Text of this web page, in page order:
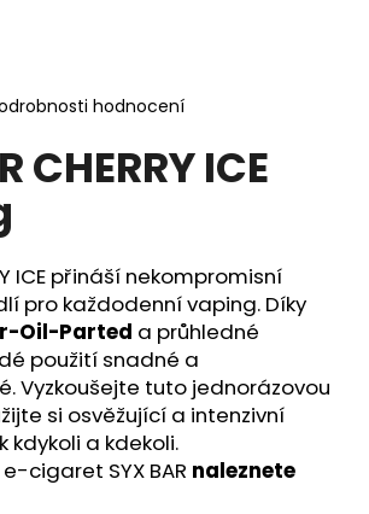
hodnocení
CHERRY ICE
ICE přináší nekompromisní
pro každodenní vaping. Díky
Oil-Parted a průhledné
použití snadné a
Vyzkoušejte tuto jednorázovou
si osvěžující a intenzivní
kdykoli a kdekoli.
cigaret SYX BAR naleznete
HLEDAT